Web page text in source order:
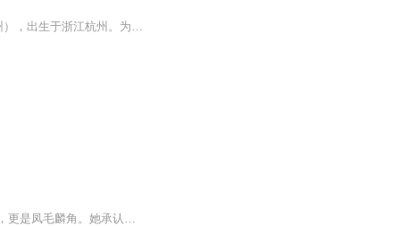
林徽因（1904年6月10日－1955年4月1日），原名“徽音”，汉族。祖籍福建闽侯（今福建福州），出生于浙江杭州。为中国近现代建筑学家、文学家，清华大学建筑系教授。民国九年（1920年）随父林长民赴欧洲游历。民国十二年（1923年）参加新月社活动。民国十三...
在那个年代，知识分子是社会少数、精神贵族，像林徽因这样受过良好教育才貌出众的女子，更是凤毛麟角。她承认自己是受双文化教育长大的，英语对于她是一种内在思维和表达方式、一种灵感、一个完整的文化世界。中西文化融合造就了一个"文化林徽因"。她是诗...